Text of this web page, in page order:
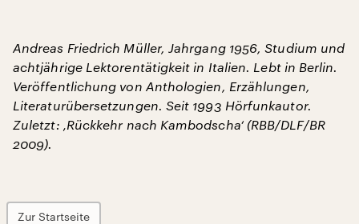
Andreas Friedrich Müller, Jahrgang 1956, Studium und
achtjährige Lektorentätigkeit in Italien. Lebt in Berlin.
Veröffentlichung von Anthologien, Erzählungen,
Literaturübersetzungen. Seit 1993 Hörfunkautor.
Zuletzt: ‚Rückkehr nach Kambodscha‘ (RBB/DLF/BR
2009).
Zur Startseite